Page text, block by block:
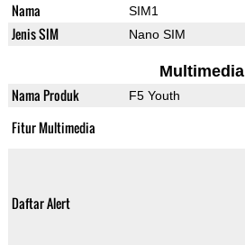
Nama SIM1
Jenis SIM Nano SIM
Multimedia
Nama Produk F5 Youth
Fitur Multimedia
Daftar Alert